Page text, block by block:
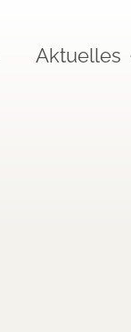
Aktuelles